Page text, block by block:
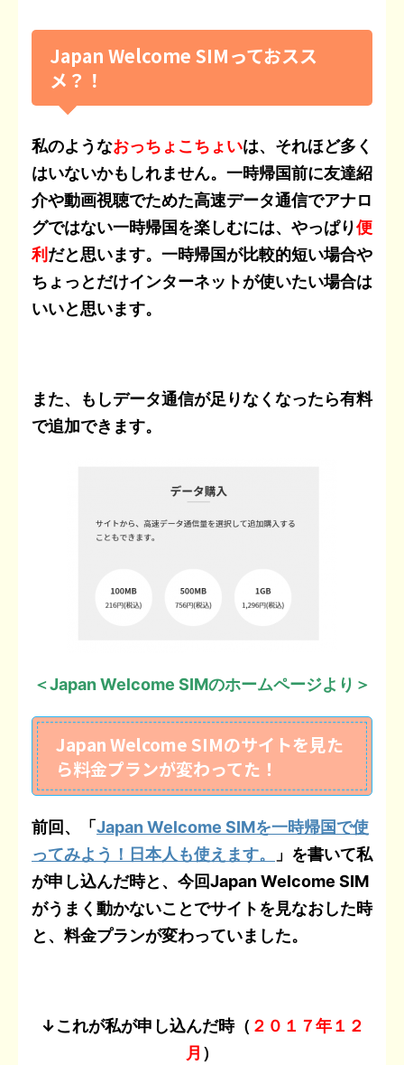
Japan Welcome SIMっておスス
メ？！
私のようなおっちょこちょいは、それほど多く
はいないかもしれません。一時帰国前に友達紹
介や動画視聴でためた高速データ通信でアナロ
グではない一時帰国を楽しむには、やっぱり便
利 だと思います。一時帰国が比較的短い場合や
ちょっとだけインターネットが使いたい場合は
いいと思います。
また、もしデータ通信が足りなくなったら有料
で追加できます。
＜Japan Welcome SIMのホームページより＞
Japan Welcome SIMのサイトを見た
ら料金プランが変わってた！
前回、「 Japan Welcome SIMを一時帰国で使
ってみよう！日本人も使えます。
」を書いて私
が申し込んだ時と、今回Japan Welcome SIM
がうまく動かないことでサイトを見なおした時
と、料金プランが変わっていました。
↓これが私が申し込んだ時（ ２０１７年１２
月 ）